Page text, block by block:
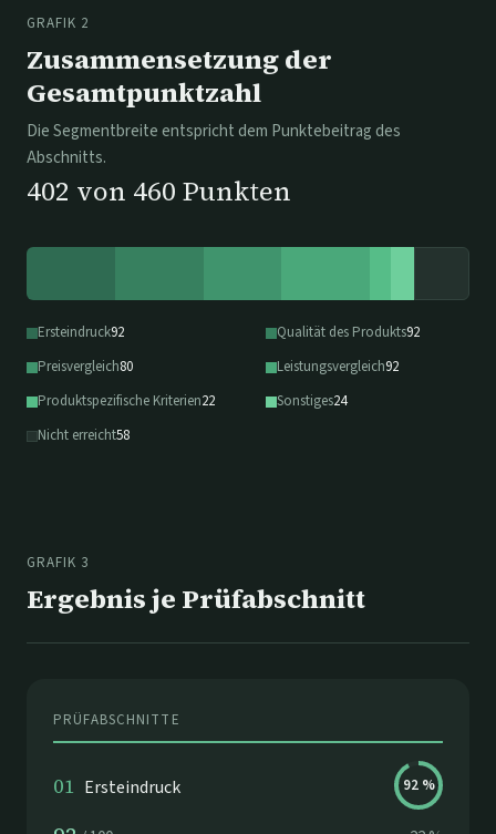
GRAFIK 2
Zusammensetzung der
Gesamtpunktzahl
Die Segmentbreite entspricht dem Punktebeitrag des
Abschnitts.
402 von 460 Punkten
Ersteindruck92 Qualität des Produkts92
Preisvergleich80 Leistungsvergleich92
Produktspezifische Kriterien22 Sonstiges24
Nicht erreicht58
GRAFIK 3
Ergebnis je Prüfabschnitt
PRÜFABSCHNITTE
01 Ersteindruck 92%